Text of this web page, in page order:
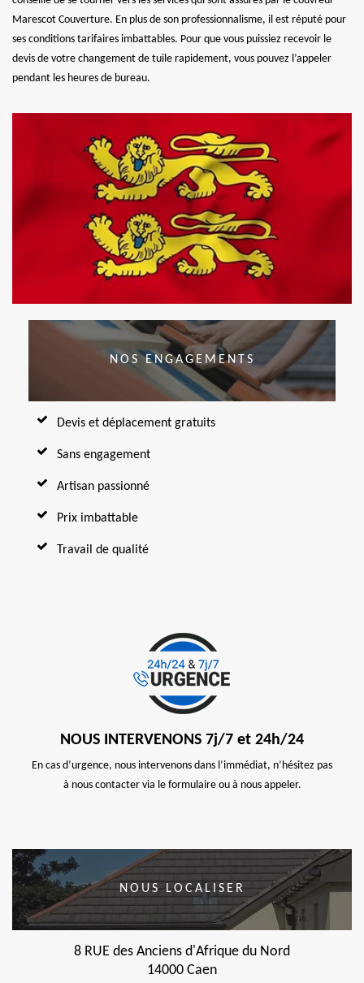
Marescot Couverture. En plus de son professionnalisme, il est réputé pour
ses conditions tarifaires imbattables. Pour que vous puissiez recevoir le
devis de votre changement de tuile rapidement, vous pouvez l’appeler
pendant les heures de bureau.
NOS ENGAGEMENTS
Devis et déplacement gratuits
Sans engagement
Artisan passionné
Prix imbattable
Travail de qualité
NOUS INTERVENONS 7j/7 et 24h/24
En cas d’urgence, nous intervenons dans l’immédiat, n’hésitez pas
à nous contacter via le formulaire ou à nous appeler.
NOUS LOCALISER
8 RUE des Anciens d'Afrique du Nord
14000 Caen